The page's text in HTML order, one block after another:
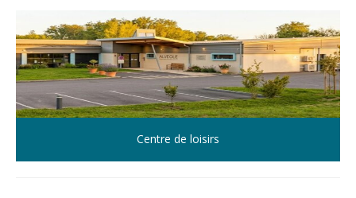
Centre de loisirs